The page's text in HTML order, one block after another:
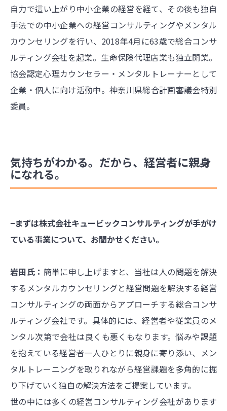
自力で這い上がり中小企業の経営を経て、その後も独自
手法での中小企業への経営コンサルティングやメンタル
カウンセリングを行い、2018年4月に63歳で総合コンサ
ルティング会社を起業。生命保険代理店業も独立開業。
協会認定心理カウンセラー・メンタルトレーナーとして
企業・個人に向け活動中。神奈川県総合計画審議会特別
委員。
気持ちがわかる。だから、経営者に親身
になれる。
−まずは株式会社キュービックコンサルティングが手がけ
ている事業について、お聞かせください。
岩田氏： 簡単に申し上げますと、当社は人の問題を解決
するメンタルカウンセリングと経営問題を解決する経営
コンサルティングの両面からアプローチする総合コンサ
ルティング会社です。具体的には、経営者や従業員のメ
ンタル次第で会社は良くも悪くもなります。悩みや課題
を抱えている経営者一人ひとりに親身に寄り添い、メン
タルトレーニングを取りれながら経営課題を多角的に掘
り下げていく独自の解決方法をご提案しています。
世の中には多くの経営コンサルティング会社があります